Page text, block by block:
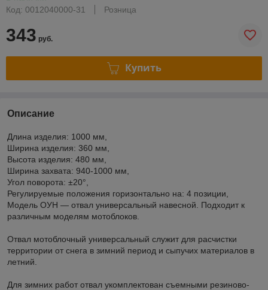
Код: 0012040000-31
Розница
343 руб.
Купить
Описание
Длина изделия: 1000 мм,
Ширина изделия: 360 мм,
Высота изделия: 480 мм,
Ширина захвата: 940-1000 мм,
Угол поворота: ±20°,
Регулируемые положения горизонтально на: 4 позиции,
Модель ОУН — отвал универсальный навесной. Подходит к
различным моделям мотоблоков.
Отвал мотоблочный универсальный служит для расчистки
территории от снега в зимний период и сыпучих материалов в
летний.
Для зимних работ отвал укомплектован съемными резиново-